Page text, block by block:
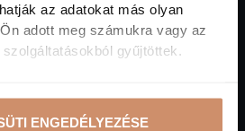
az adatokat más olyan
adott meg számukra vagy az
gyűjtöttek.
ENGEDÉLYEZÉSE